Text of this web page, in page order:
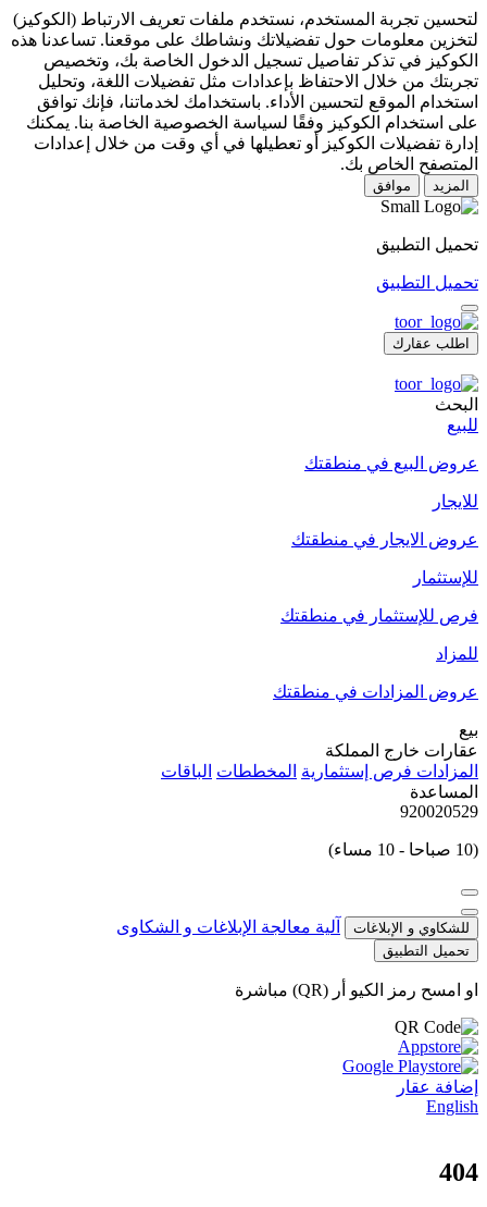
لتحسين تجربة المستخدم، نستخدم ملفات تعريف الارتباط (الكوكيز)
لتخزين معلومات حول تفضيلاتك ونشاطك على موقعنا. تساعدنا هذه
الكوكيز في تذكر تفاصيل تسجيل الدخول الخاصة بك، وتخصيص
تجربتك من خلال الاحتفاظ بإعدادات مثل تفضيلات اللغة، وتحليل
استخدام الموقع لتحسين الأداء. باستخدامك لخدماتنا، فإنك توافق
على استخدام الكوكيز وفقًا لسياسة الخصوصية الخاصة بنا. يمكنك
إدارة تفضيلات الكوكيز أو تعطيلها في أي وقت من خلال إعدادات
المتصفح الخاص بك.
المزيد موافق
تحميل التطبيق
تحميل التطبيق
اطلب عقارك
البحث
للبيع
عروض البيع في منطقتك
للايجار
عروض الايجار في منطقتك
للإستثمار
فرص للإستثمار في منطقتك
للمزاد
عروض المزادات في منطقتك
بيع
عقارات خارج المملكة
المزادات فرص إستثمارية المخططات الباقات
المساعدة
920020529
(10 صباحا - 10 مساء)
للشكاوي و الإبلاغات آلية معالجة الإبلاغات و الشكاوى
تحميل التطبيق
او امسح رمز الكيو أر (QR) مباشرة
إضافة عقار
English
404